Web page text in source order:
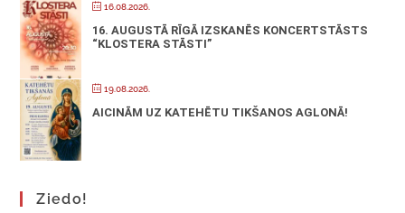
16.08.2026.
16. AUGUSTĀ RĪGĀ IZSKANĒS KONCERTSTĀSTS
“KLOSTERA STĀSTI”
19.08.2026.
AICINĀM UZ KATEHĒTU TIKŠANOS AGLONĀ!
Ziedo!